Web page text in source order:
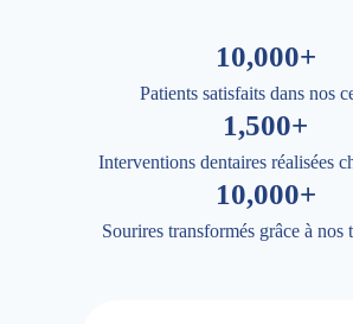
10,000+
Patients satisfaits dans nos
1,500+
Interventions dentaires réalisées
10,000+
Sourires transformés grâce à nos